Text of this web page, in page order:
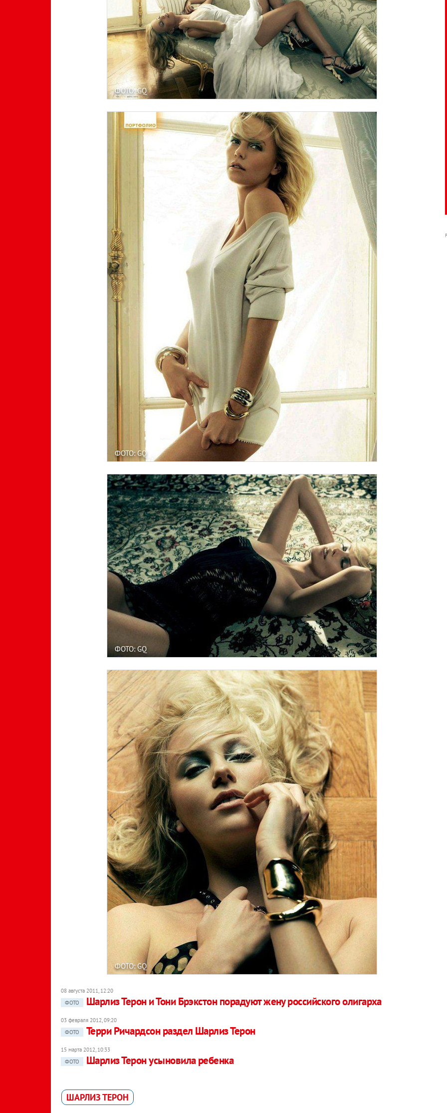
ФОТО: GQ
ФОТО: GQ
ФОТО: GQ
ФОТО: GQ
08 августа 2011, 12:20
ФОТО
Шарлиз Терон и Тони Брэкстон порадуют жену российского олигарха
03 февраля 2012, 09:20
ФОТО
Терри Ричардсон раздел Шарлиз Терон
15 марта 2012, 10:33
ФОТО
Шарлиз Терон усыновила ребенка
ШАРЛИЗ ТЕРОН